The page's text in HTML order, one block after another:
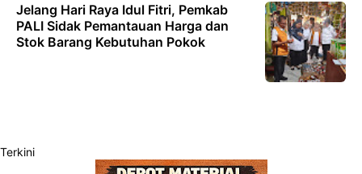
Jelang Hari Raya Idul Fitri, Pemkab
PALI Sidak Pemantauan Harga dan
Stok Barang Kebutuhan Pokok
Terkini